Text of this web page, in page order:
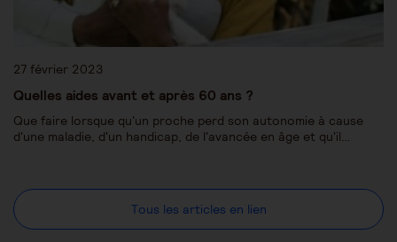
27 février 2023
Quelles aides avant et après 60 ans ?
Que faire lorsque qu'un proche perd son autonomie à cause
d'une maladie, d'un handicap, de l'avancée en âge et qu'il…
Tous les articles en lien